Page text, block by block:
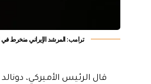
ترامب: المرشد الإيراني منخرط في
قال الرئيس الأميركي،